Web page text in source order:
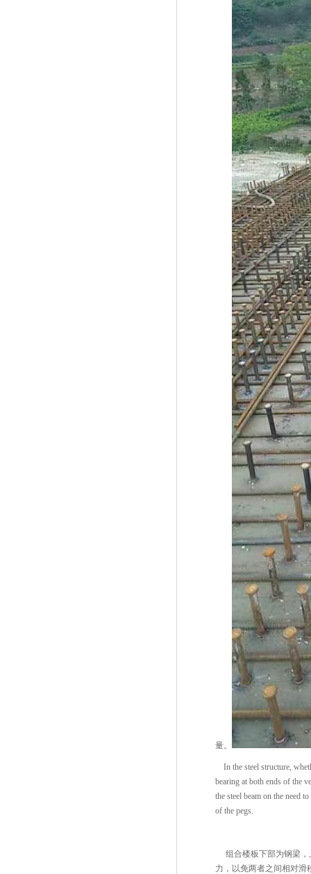
量。
In the steel structure,
bearing at both ends of the
the steel beam on the need
of the pegs.
组合楼板下部为钢梁，
力，以免两者之间相对滑